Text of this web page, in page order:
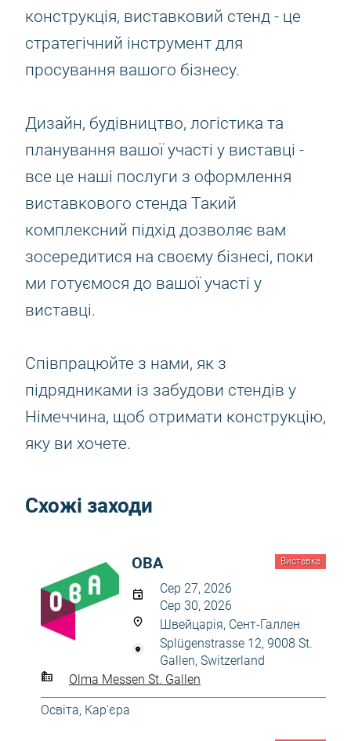
конструкція, виставковий стенд - це
стратегічний інструмент для
просування вашого бізнесу.
Дизайн, будівництво, логістика та
планування вашої участі у виставці -
все це наші послуги з оформлення
виставкового стенда Такий
комплексний підхід дозволяє вам
зосередитися на своєму бізнесі, поки
ми готуємося до вашої участі у
виставці.
Співпрацюйте з нами, як з
підрядниками із забудови стендів у
Німеччина, щоб отримати конструкцію,
яку ви хочете.
Схожі заходи
Виставка
OBA
Сер 27, 2026
Сер 30, 2026
Швейцарія, Сент-Галлен
Splügenstrasse 12, 9008 St.
Gallen, Switzerland
Olma Messen St. Gallen
Освіта, Кар'єра